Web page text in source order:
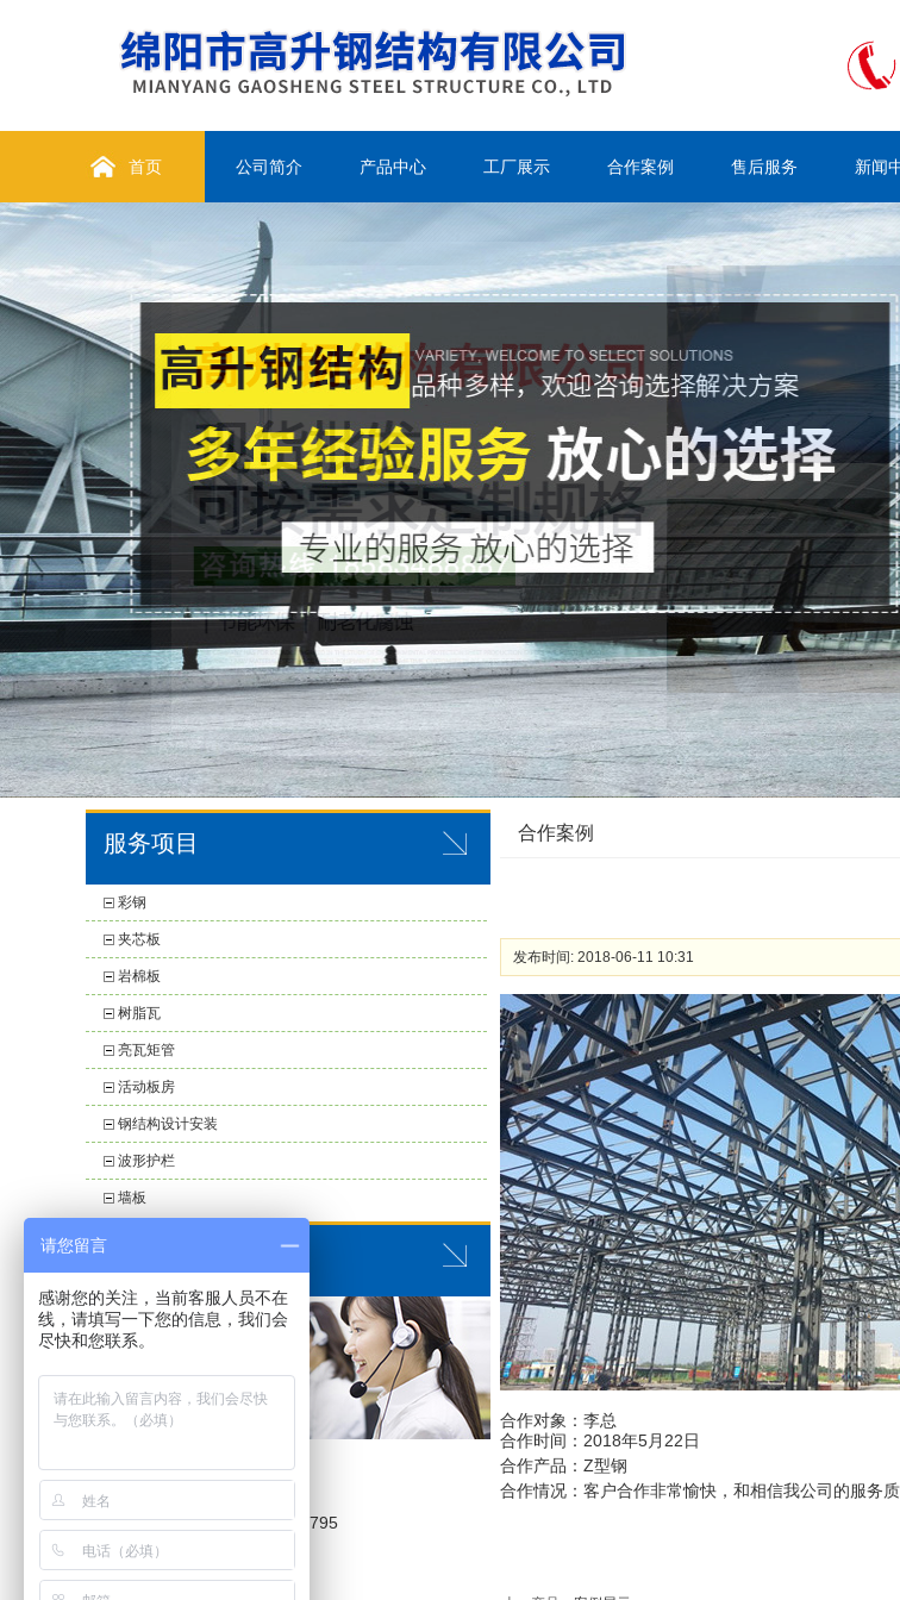
首页 公司简介 产品中心 工厂展示 合作案例 售后服务 新闻
服务项目
彩钢
夹芯板
岩棉板
树脂瓦
亮瓦矩管
活动板房
钢结构设计安装
波形护栏
墙板
手机:15281127683.13658121795
Q Q:1572027325
合作案例
发布时间: 2018-06-11 10:31
合作对象：李总
合作时间：2018年5月22日
合作产品：Z型钢
合作情况：客户合作非常愉快，和相信我公司的服务
请您留言
感谢您的关注，当前客服人员不在
线，请填写一下您的信息，我们会
尽快和您联系。